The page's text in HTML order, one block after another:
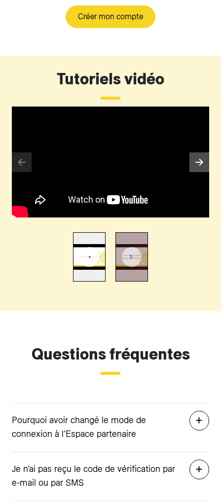
Créer mon compte
Tutoriels vidéo
Questions fréquentes
Pourquoi avoir changé le mode de
connexion à l’Espace partenaire
Je n’ai pas reçu le code de vérification par
e-mail ou par SMS